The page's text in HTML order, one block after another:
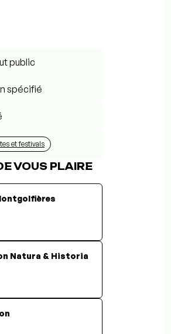
public
spécifié
et festivals
VOUS PLAIRE
Natura & Historia